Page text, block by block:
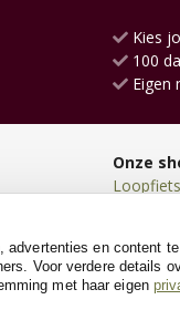
Kies
100
Eigen
Onze
Go-
advertenties en content
Voor verdere details
met haar eigen